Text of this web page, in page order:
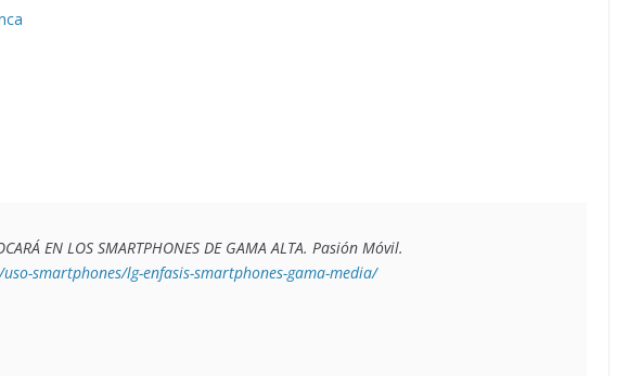
EN LOS SMARTPHONES DE GAMA ALTA
smartphones/lg-enfasis-smartphones-gama-media/